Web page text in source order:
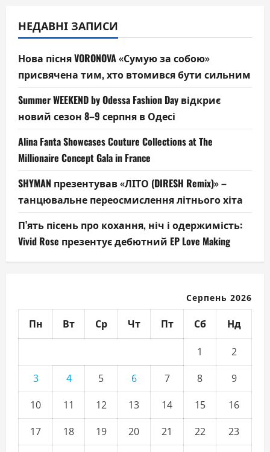
НЕДАВНІ ЗАПИСИ
Нова пісня VORONOVA «Сумую за собою»
присвячена тим, хто втомився бути сильним
Summer WEEKEND by Odessa Fashion Day відкриє
новий сезон 8–9 серпня в Одесі
Alina Fanta Showcases Couture Collections at The
Millionaire Concept Gala in France
SHYMAN презентував «ЛІТО (DIRESH Remix)» –
танцювальне переосмислення літнього хіта
П’ять пісень про кохання, ніч і одержимість:
Vivid Rose презентує дебютний EP Love Making
Серпень 2026
Пн Вт Ср Чт Пт Сб Нд
1
2
3
4 5 6 7 8
9
10
11 12 13 14 15
16
17
18 19 20 21 22
23